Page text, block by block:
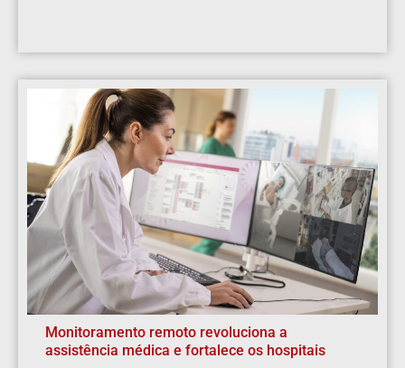
Monitoramento remoto revoluciona a
assistência médica e fortalece os hospitais